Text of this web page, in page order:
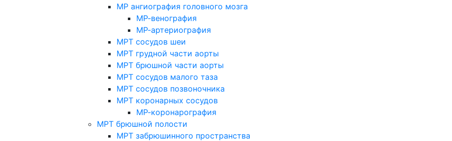
МР ангиография головного мозга
МР-венография
МР-артериография
МРТ сосудов шеи
МРТ грудной части аорты
МРТ брюшной части аорты
МРТ сосудов малого таза
МРТ сосудов позвоночника
МРТ коронарных сосудов
МР-коронарография
МРТ брюшной полости
МРТ забрюшинного пространства